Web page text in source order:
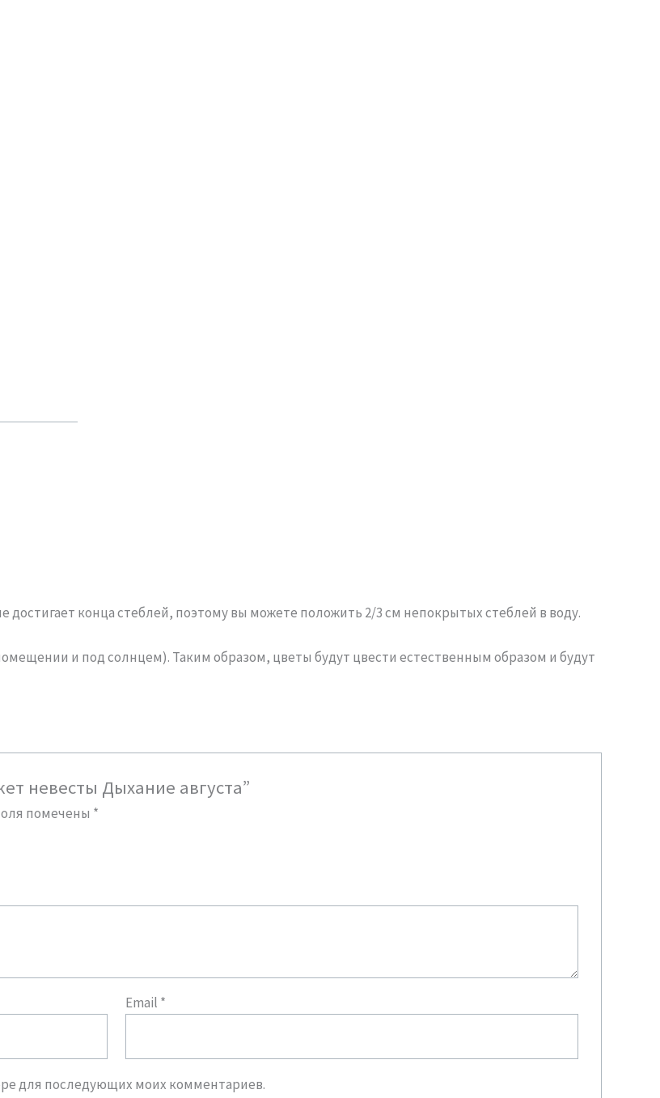
конца стеблей, поэтому вы можете положить 2/3 см непокрытых стеблей в воду.
и под солнцем). Таким образом, цветы будут цвести естественным образом и будут
невесты Дыхание августа”
помечены *
Email *
для последующих моих комментариев.